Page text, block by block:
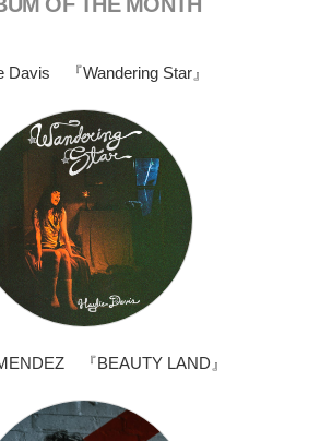
Davis 『Wandering Star』
『BEAUTY LAND』